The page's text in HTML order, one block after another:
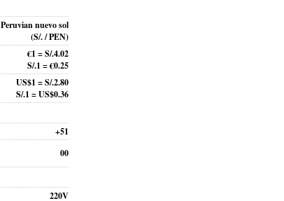
Peruvian nuevo sol
(S/. / PEN)
€1 = S/.4.02
S/.1 = €0.25
US$1 = S/.2.80
S/.1 = US$0.36
+51
00
220V